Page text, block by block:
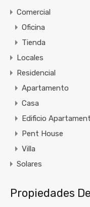
Comercial
Oficina
Tienda
Locales
Residencial
Apartamento
Casa
Edificio
Pent House
Villa
Solares
Propiedades